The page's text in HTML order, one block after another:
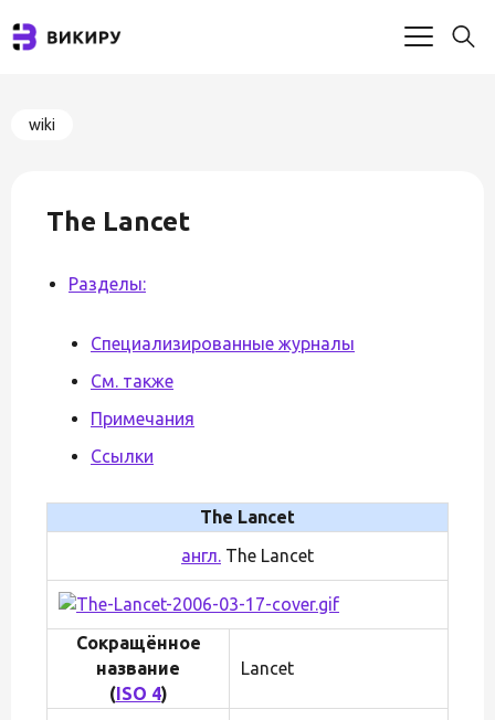
wiki
The Lancet
Разделы:
Специализированные журналы
См. также
Примечания
Ссылки
The Lancet
англ. The Lancet
Сокращённое
название
(ISO 4)
Lancet